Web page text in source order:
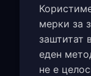
мерки за
заштитат
еден
не е